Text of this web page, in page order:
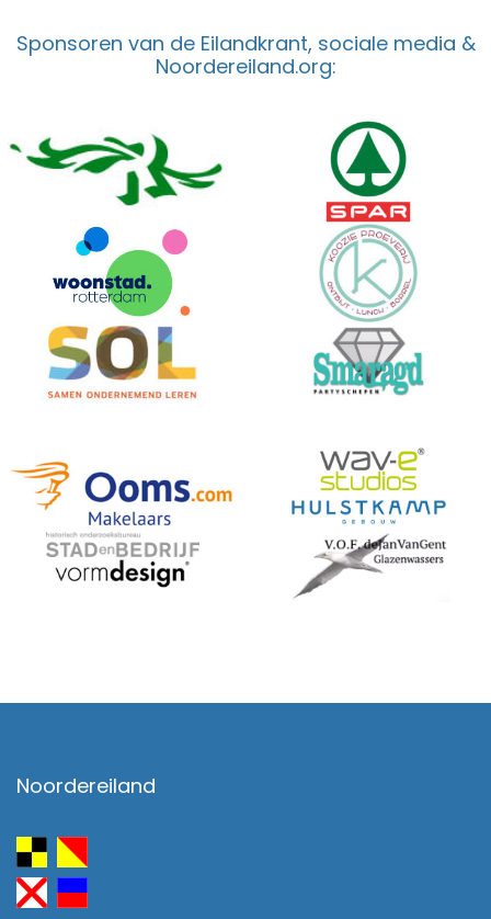
Sponsoren van de Eilandkrant, sociale media &
Noordereiland.org:
Noordereiland